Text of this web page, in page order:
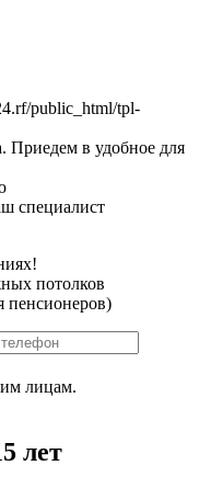
Приедем в удобное для
специалист
потолков
пенсионеров)
лицам.
лет